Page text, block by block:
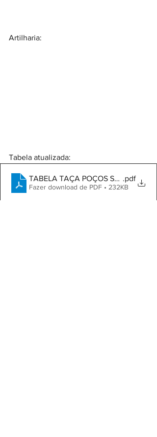
Artilharia:
Tabela atualizada:
TABELA TAÇA POÇOS SUB 15 2025 5
.pdf
Fazer download de PDF • 232KB